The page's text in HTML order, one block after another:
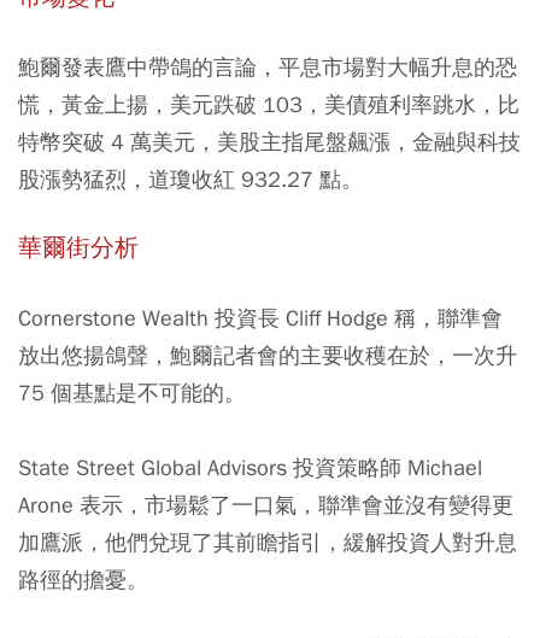
鮑爾發表鷹中帶鴿的言論，平息市場對大幅升息的恐
慌，黃金上揚，美元跌破 103，美債殖利率跳水，比
特幣突破 4 萬美元，美股主指尾盤飆漲，金融與科技
股漲勢猛烈，道瓊收紅 932.27 點。
華爾街分析
Cornerstone Wealth 投資長 Cliff Hodge 稱，聯準會
放出悠揚鴿聲，鮑爾記者會的主要收穫在於，一次升
75 個基點是不可能的。
State Street Global Advisors 投資策略師 Michael
Arone 表示，市場鬆了一口氣，聯準會並沒有變得更
加鷹派，他們兌現了其前瞻指引，緩解投資人對升息
路徑的擔憂。